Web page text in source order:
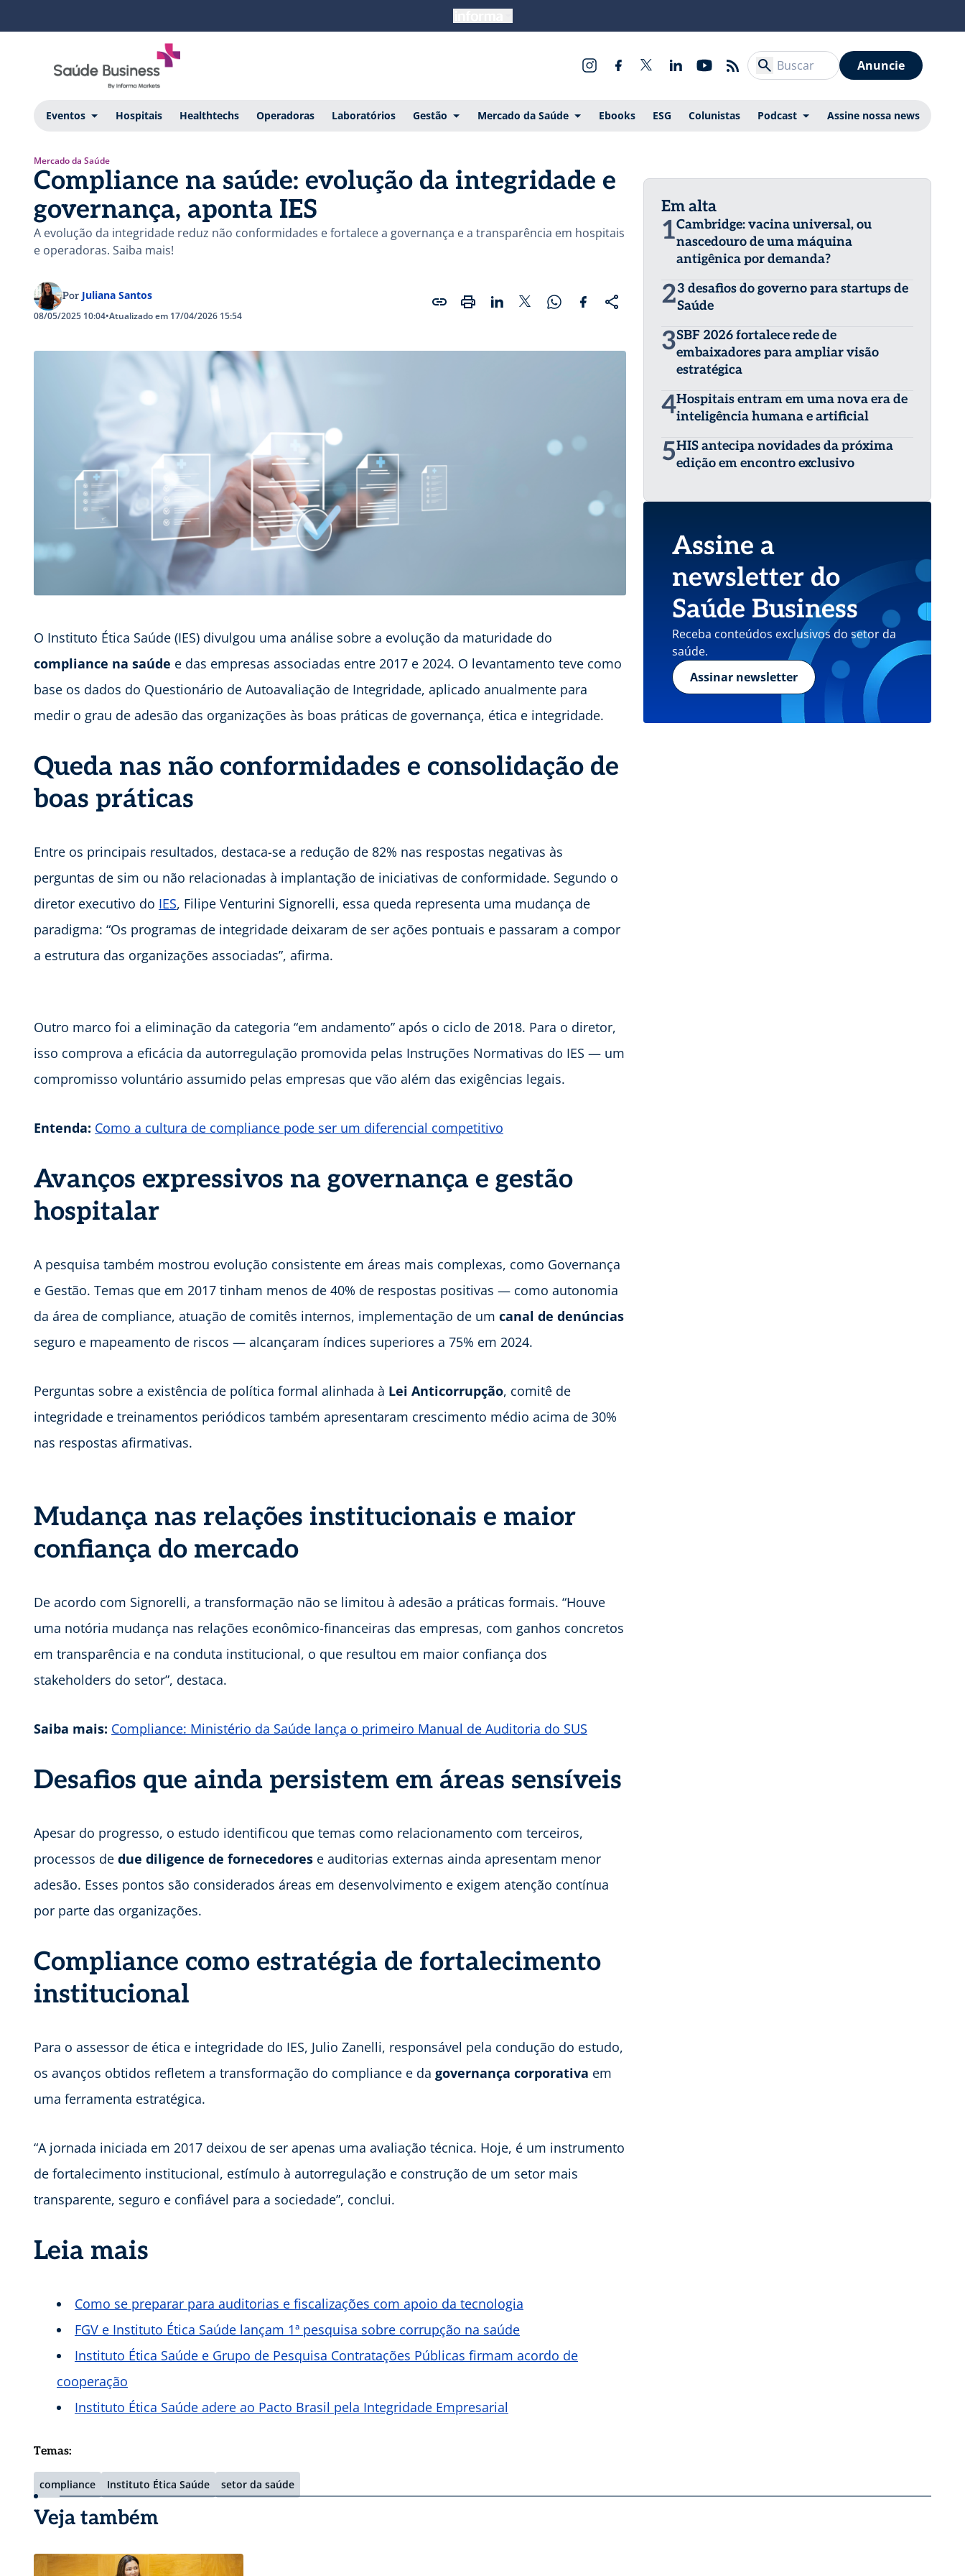
Anuncie
Eventos Hospitais Healthtechs Operadoras Laboratórios Gestão Mercado da Saúde Ebooks ESG Colunistas Podcast Assine nossa news
Mercado da Saúde
Compliance na saúde: evolução da integridade e
governança, aponta IES
A evolução da integridade reduz não conformidades e fortalece a governança e a transparência em hospitais
e operadoras. Saiba mais!
Por Juliana Santos
08/05/2025 10:04•Atualizado em 17/04/2026 15:54
O Instituto Ética Saúde (IES) divulgou uma análise sobre a evolução da maturidade do
compliance na saúde e das empresas associadas entre 2017 e 2024. O levantamento teve como
base os dados do Questionário de Autoavaliação de Integridade, aplicado anualmente para
medir o grau de adesão das organizações às boas práticas de governança, ética e integridade.
Queda nas não conformidades e consolidação de
boas práticas
Entre os principais resultados, destaca-se a redução de 82% nas respostas negativas às
perguntas de sim ou não relacionadas à implantação de iniciativas de conformidade. Segundo o
diretor executivo do IES, Filipe Venturini Signorelli, essa queda representa uma mudança de
paradigma: “Os programas de integridade deixaram de ser ações pontuais e passaram a compor
a estrutura das organizações associadas”, afirma.
Outro marco foi a eliminação da categoria “em andamento” após o ciclo de 2018. Para o diretor,
isso comprova a eficácia da autorregulação promovida pelas Instruções Normativas do IES — um
compromisso voluntário assumido pelas empresas que vão além das exigências legais.
Entenda: Como a cultura de compliance pode ser um diferencial competitivo
Avanços expressivos na governança e gestão
hospitalar
A pesquisa também mostrou evolução consistente em áreas mais complexas, como Governança
e Gestão. Temas que em 2017 tinham menos de 40% de respostas positivas — como autonomia
da área de compliance, atuação de comitês internos, implementação de um canal de denúncias
seguro e mapeamento de riscos — alcançaram índices superiores a 75% em 2024.
Perguntas sobre a existência de política formal alinhada à Lei Anticorrupção, comitê de
integridade e treinamentos periódicos também apresentaram crescimento médio acima de 30%
nas respostas afirmativas.
Mudança nas relações institucionais e maior
confiança do mercado
De acordo com Signorelli, a transformação não se limitou à adesão a práticas formais. “Houve
uma notória mudança nas relações econômico-financeiras das empresas, com ganhos concretos
em transparência e na conduta institucional, o que resultou em maior confiança dos
stakeholders do setor”, destaca.
Saiba mais: Compliance: Ministério da Saúde lança o primeiro Manual de Auditoria do SUS
Desafios que ainda persistem em áreas sensíveis
Apesar do progresso, o estudo identificou que temas como relacionamento com terceiros,
processos de due diligence de fornecedores e auditorias externas ainda apresentam menor
adesão. Esses pontos são considerados áreas em desenvolvimento e exigem atenção contínua
por parte das organizações.
Compliance como estratégia de fortalecimento
institucional
Para o assessor de ética e integridade do IES, Julio Zanelli, responsável pela condução do estudo,
os avanços obtidos refletem a transformação do compliance e da governança corporativa em
uma ferramenta estratégica.
“A jornada iniciada em 2017 deixou de ser apenas uma avaliação técnica. Hoje, é um instrumento
de fortalecimento institucional, estímulo à autorregulação e construção de um setor mais
transparente, seguro e confiável para a sociedade”, conclui.
Leia mais
Como se preparar para auditorias e fiscalizações com apoio da tecnologia
FGV e Instituto Ética Saúde lançam 1ª pesquisa sobre corrupção na saúde
Instituto Ética Saúde e Grupo de Pesquisa Contratações Públicas firmam acordo de
cooperação
Instituto Ética Saúde adere ao Pacto Brasil pela Integridade Empresarial
Temas:
compliance Instituto Ética Saúde setor da saúde
Em alta
1Cambridge: vacina universal, ou
nascedouro de uma máquina
antigênica por demanda?
23 desafios do governo para startups de
Saúde
3SBF 2026 fortalece rede de
embaixadores para ampliar visão
estratégica
4Hospitais entram em uma nova era de
inteligência humana e artificial
5HIS antecipa novidades da próxima
edição em encontro exclusivo
Assine a
newsletter do
Saúde Business
Receba conteúdos exclusivos do setor da
saúde.
Assinar newsletter
Veja também